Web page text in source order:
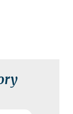
August 2026